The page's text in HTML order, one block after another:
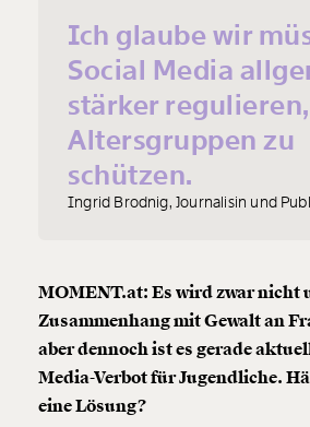
Ich glaube wir
Social Media
stärker
Altersgruppen zu
schützen.
Ingrid Brodnig, Journalisin und
MOMENT.at: Es wird zwar nicht
Zusammenhang mit Gewalt an
aber dennoch ist es gerade
Media-Verbot für Jugendliche.
eine Lösung?